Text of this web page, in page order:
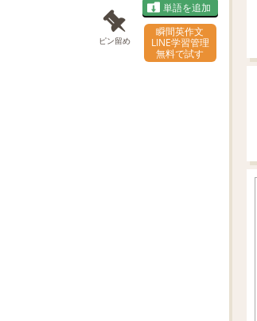
ピン留め
単語を追加
瞬間英作文
LINE学習管理
無料で試す